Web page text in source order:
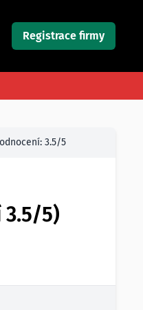
Registrace firmy
3.5/5
3.5/5)